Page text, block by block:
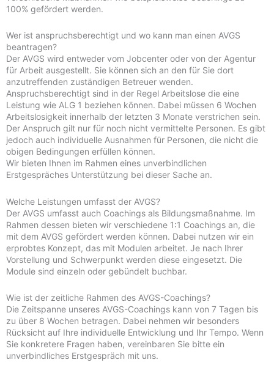
100% gefördert werden.
Wer ist anspruchsberechtigt und wo kann man einen AVGS
beantragen?
Der AVGS wird entweder vom Jobcenter oder von der Agentur
für Arbeit ausgestellt. Sie können sich an den für Sie dort
anzutreffenden zuständigen Betreuer wenden.
Anspruchsberechtigt sind in der Regel Arbeitslose die eine
Leistung wie ALG 1 beziehen können. Dabei müssen 6 Wochen
Arbeitslosigkeit innerhalb der letzten 3 Monate verstrichen sein.
Der Anspruch gilt nur für noch nicht vermittelte Personen. Es gibt
jedoch auch individuelle Ausnahmen für Personen, die nicht die
obigen Bedingungen erfüllen können.
Wir bieten Ihnen im Rahmen eines unverbindlichen
Erstgespräches Unterstützung bei dieser Sache an.
Welche Leistungen umfasst der AVGS?
Der AVGS umfasst auch Coachings als Bildungsmaßnahme. Im
Rahmen dessen bieten wir verschiedene 1:1 Coachings an, die
mit dem AVGS gefördert werden können. Dabei nutzen wir ein
erprobtes Konzept, das mit Modulen arbeitet. Je nach Ihrer
Vorstellung und Schwerpunkt werden diese eingesetzt. Die
Module sind einzeln oder gebündelt buchbar.
Wie ist der zeitliche Rahmen des AVGS-Coachings?
Die Zeitspanne unseres AVGS-Coachings kann von 7 Tagen bis
zu über 8 Wochen betragen. Dabei nehmen wir besonders
Rücksicht auf Ihre individuelle Entwicklung und Ihr Tempo. Wenn
Sie konkretere Fragen haben, vereinbaren Sie bitte ein
unverbindliches Erstgespräch mit uns.